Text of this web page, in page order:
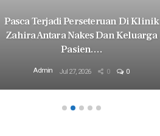
Pasca Terjadi Perseteruan Di Klinik
Zahira Antara Nakes Dan Keluarga
Pasien.…
Admin Jul 27, 2026 0 0